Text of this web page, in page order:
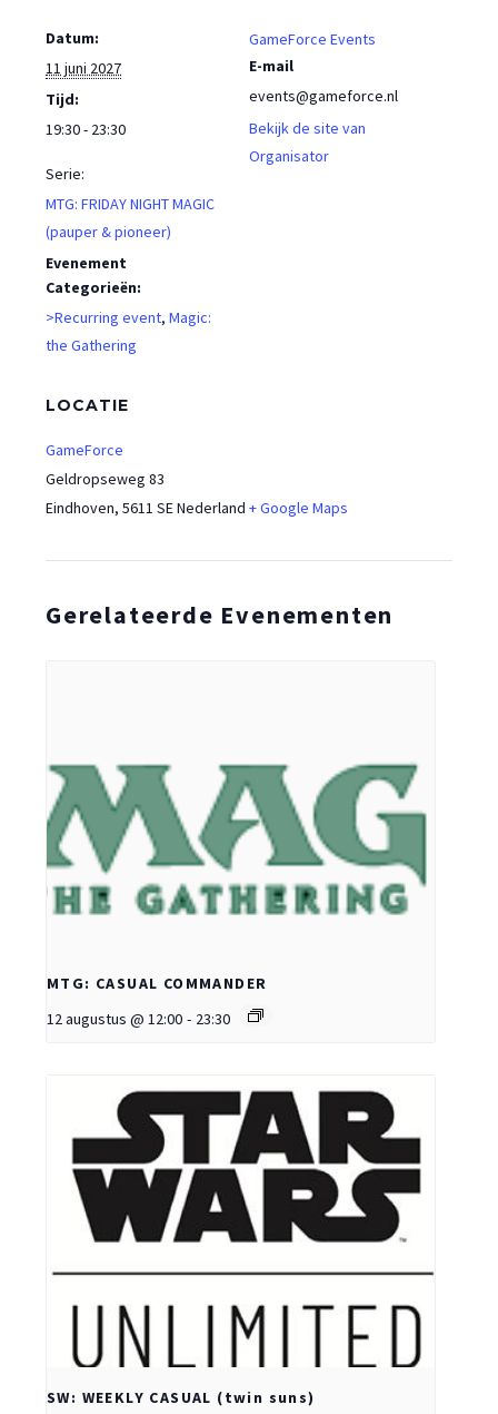
Datum:
11 juni 2027
Tijd:
19:30 - 23:30
Serie:
MTG: FRIDAY NIGHT MAGIC
(pauper & pioneer)
Evenement
Categorieën:
>Recurring event, Magic:
the Gathering
LOCATIE
GameForce
Geldropseweg 83
Eindhoven, 5611 SENederland + Google Maps
GameForce Events
E-mail
events@gameforce.nl
Bekijk de site van
Organisator
Gerelateerde Evenementen
MTG: CASUAL COMMANDER
12 augustus @ 12:00 - 23:30
SW: WEEKLY CASUAL (twin suns)